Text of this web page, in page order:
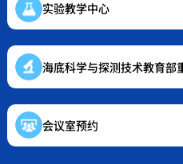
实验教学中心
海底科学与探测技术教育部
会议室预约